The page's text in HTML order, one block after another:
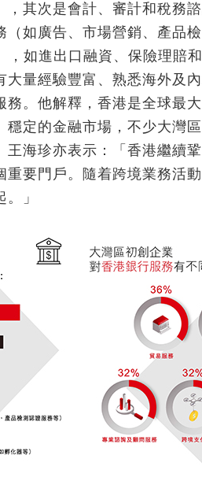
其次是會計、審計和稅務
如廣告、市場營銷、產品
如進出口融資、保險理賠
量經驗豐富、熟悉海外及
務。他解釋，香港是全球最
定的金融市場，不少大灣
海珍亦表示：「香港繼續
要門戶。隨着跨境業務活
」